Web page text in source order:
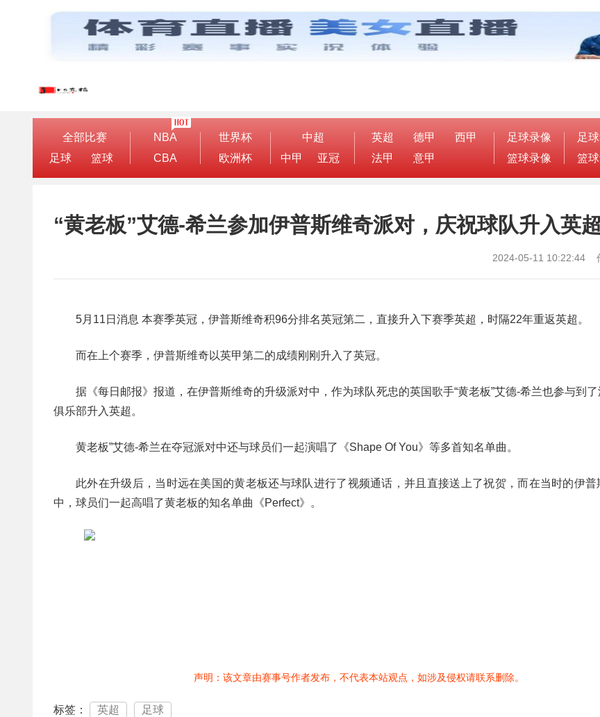
全部比赛
足球
篮球
NBA
CBA
世界杯
欧洲杯
中超
中甲
亚冠
英超 德甲
西甲
法甲
意甲
足球录像
篮球录像
足
篮
“黄老板”艾德-希兰参加伊普斯维奇派对，庆祝球队升入英超
2024-05-11 10:22:44
5月11日消息 本赛季英冠，伊普斯维奇积96分排名英冠第二，直接升入下赛季英超，时隔22年重返英超。
而在上个赛季，伊普斯维奇以英甲第二的成绩刚刚升入了英冠。
据《每日邮报》报道，在伊普斯维奇的升级派对中，作为球队死忠的英国歌手“黄老板”艾德-希兰也参与到
俱乐部升入英超。
黄老板”艾德-希兰在夺冠派对中还与球员们一起演唱了《Shape Of You》等多首知名单曲。
此外在升级后，当时远在美国的黄老板还与球队进行了视频通话，并且直接送上了祝贺，而在当时的伊普
中，球员们一起高唱了黄老板的知名单曲《Perfect》。
声明：该文章由赛事号作者发布，不代表本站观点，如涉及侵权请联系删除。
标签： 英超 足球